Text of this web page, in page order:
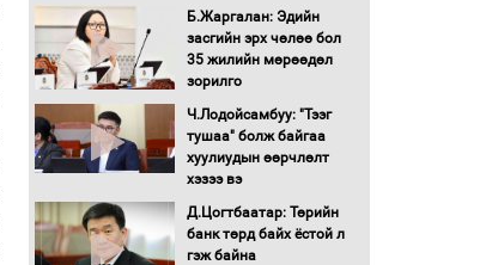
танилцуулна
16 төрлийн эмийг нэг эх
үүсвэрээс худалдан авах
Бүх шатанд хэмнэлтийн
горимд шилжиж, найр
гадаад томилолтыг
хориглолоо
Б.Жаргалан: Эдийн
засгийн эрх чөлөө бол
35 жилийн мөрөөдөл
зорилго
Ч.Лодойсамбуу: "Тээг
тушаа" болж байгаа
хуулиудын өөрчлөлт
хэзээ вэ
Д.Цогтбаатар: Төрийн
банк төрд байх ёстой л
гэж байна